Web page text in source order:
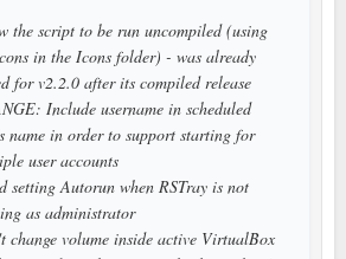
the script to be run uncompiled (using
in the Icons folder) - was already
for v2.2.0 after its compiled release
Include username in scheduled
name in order to support starting for
user accounts
setting Autorun when RSTray is not
as administrator
change volume inside active VirtualBox